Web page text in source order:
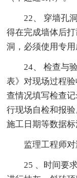
22、 穿墙孔洞
得在完成墙体后
洞，必须使用专用
24、 检查与验
表》对现场过程
查情况填写检查
行现场自检和报
施工日期等数据标
监理工程师对
25 、时间要求